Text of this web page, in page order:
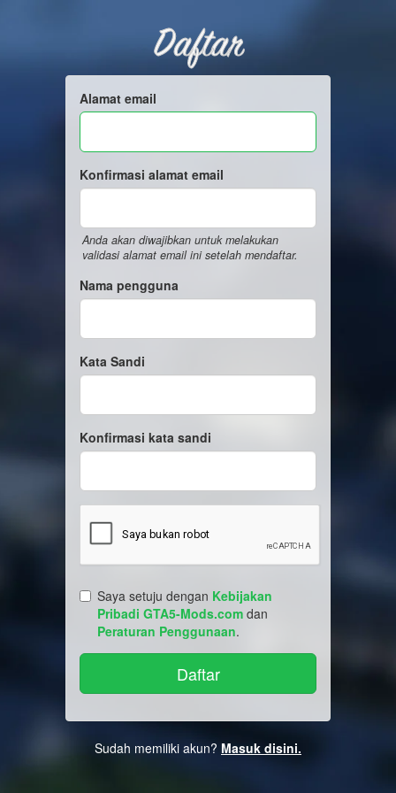
Daftar
Alamat email
Konfirmasi alamat email
Anda akan diwajibkan untuk melakukan
validasi alamat email ini setelah mendaftar.
Nama pengguna
Kata Sandi
Konfirmasi kata sandi
Saya setuju dengan Kebijakan
Pribadi GTA5-Mods.com dan
Peraturan Penggunaan.
Sudah memiliki akun? Masuk disini.